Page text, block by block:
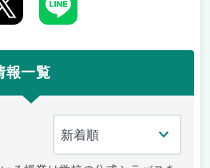
報一覧